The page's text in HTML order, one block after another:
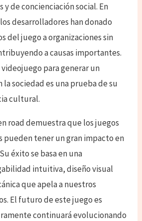
y de concienciación social. En
desarrolladores han donado
del juego a organizaciones sin
a causas importantes.
para generar un
sociedad es una prueba de su
cultural.
road demuestra que los juegos
pueden tener un gran impacto en
éxito se basa en una
intuitiva, diseño visual
que apela a nuestros
El futuro de este juego es
continuará evolucionando